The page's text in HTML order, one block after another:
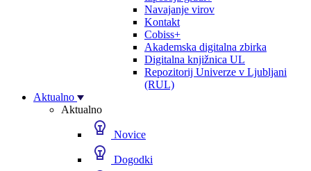
Navajanje virov
Kontakt
Cobiss+
Akademska digitalna zbirka
Digitalna knjižnica UL
Repozitorij Univerze v Ljubljani
(RUL)
Aktualno
Aktualno
Novice
Dogodki